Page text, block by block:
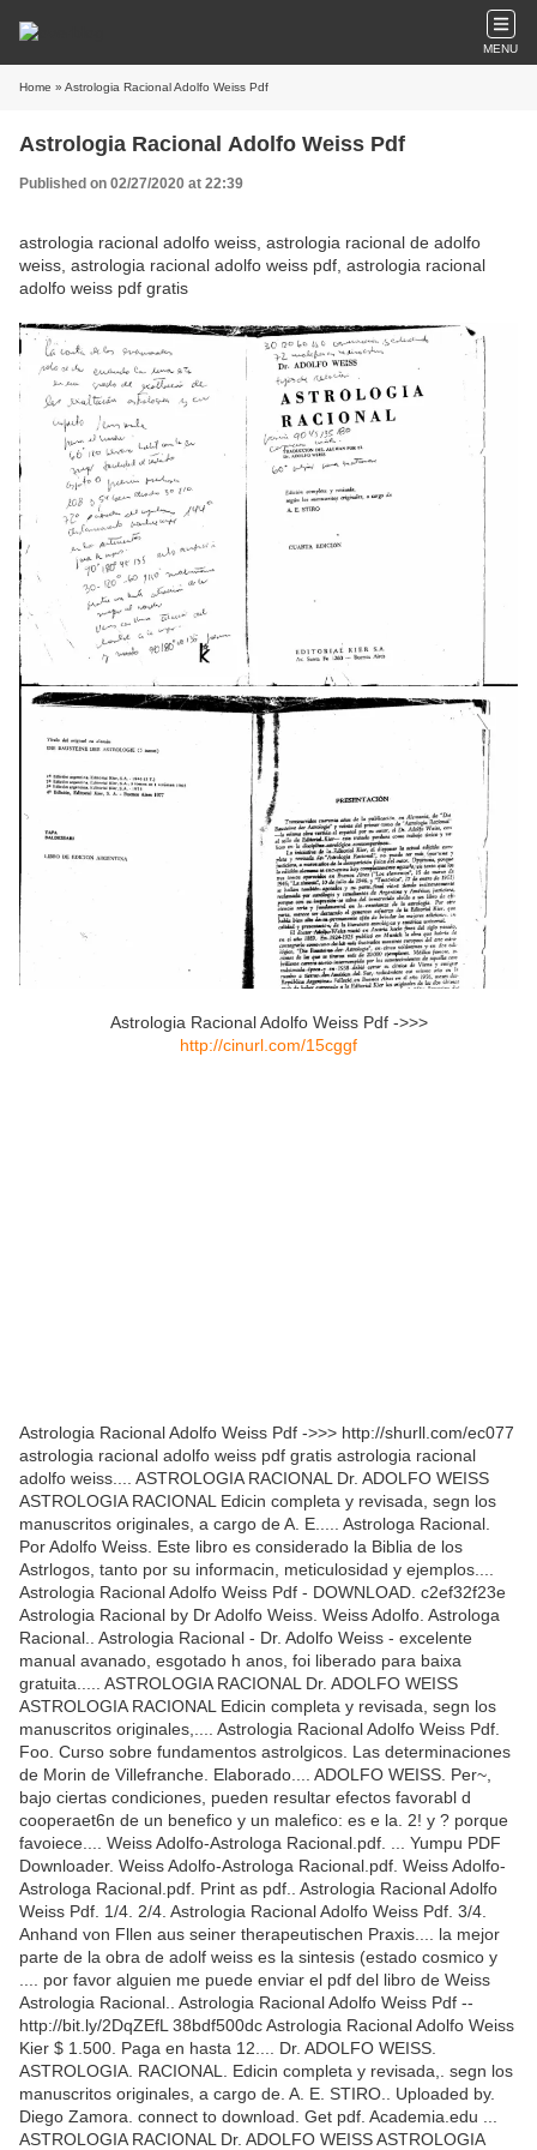
MENU
Home » Astrologia Racional Adolfo Weiss Pdf
Astrologia Racional Adolfo Weiss Pdf
Published on 02/27/2020 at 22:39
astrologia racional adolfo weiss, astrologia racional de adolfo
weiss, astrologia racional adolfo weiss pdf, astrologia racional
adolfo weiss pdf gratis
Astrologia Racional Adolfo Weiss Pdf ->>>
http://cinurl.com/15cggf
Astrologia Racional Adolfo Weiss Pdf ->>> http://shurll.com/ec077
astrologia racional adolfo weiss pdf gratis astrologia racional
adolfo weiss.... ASTROLOGIA RACIONAL Dr. ADOLFO WEISS
ASTROLOGIA RACIONAL Edicin completa y revisada, segn los
manuscritos originales, a cargo de A. E..... Astrologa Racional.
Por Adolfo Weiss. Este libro es considerado la Biblia de los
Astrlogos, tanto por su informacin, meticulosidad y ejemplos....
Astrologia Racional Adolfo Weiss Pdf - DOWNLOAD. c2ef32f23e
Astrologia Racional by Dr Adolfo Weiss. Weiss Adolfo. Astrologa
Racional.. Astrologia Racional - Dr. Adolfo Weiss - excelente
manual avanado, esgotado h anos, foi liberado para baixa
gratuita..... ASTROLOGIA RACIONAL Dr. ADOLFO WEISS
ASTROLOGIA RACIONAL Edicin completa y revisada, segn los
manuscritos originales,.... Astrologia Racional Adolfo Weiss Pdf.
Foo. Curso sobre fundamentos astrolgicos. Las determinaciones
de Morin de Villefranche. Elaborado.... ADOLFO WEISS. Per~,
bajo ciertas condiciones, pueden resultar efectos favorabl d
cooperaet6n de un benefico y un malefico: es e la. 2! y ? porque
favoiece.... Weiss Adolfo-Astrologa Racional.pdf. ... Yumpu PDF
Downloader. Weiss Adolfo-Astrologa Racional.pdf. Weiss Adolfo-
Astrologa Racional.pdf. Print as pdf.. Astrologia Racional Adolfo
Weiss Pdf. 1/4. 2/4. Astrologia Racional Adolfo Weiss Pdf. 3/4.
Anhand von Fllen aus seiner therapeutischen Praxis.... la mejor
parte de la obra de adolf weiss es la sintesis (estado cosmico y
.... por favor alguien me puede enviar el pdf del libro de Weiss
Astrologia Racional.. Astrologia Racional Adolfo Weiss Pdf --
http://bit.ly/2DqZEfL 38bdf500dc Astrologia Racional Adolfo Weiss
Kier $ 1.500. Paga en hasta 12.... Dr. ADOLFO WEISS.
ASTROLOGIA. RACIONAL. Edicin completa y revisada,. segn los
manuscritos originales, a cargo de. A. E. STIRO.. Uploaded by.
Diego Zamora. connect to download. Get pdf. Academia.edu ...
ASTROLOGIA RACIONAL Dr. ADOLFO WEISS ASTROLOGIA